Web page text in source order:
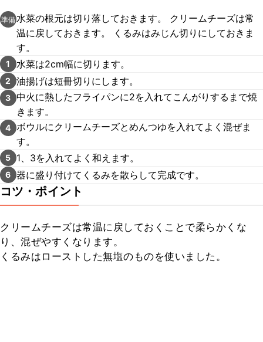
準備水菜の根元は切り落しておきます。 クリームチーズは常
温に戻しておきます。 くるみはみじん切りにしておきま
す。
1 水菜は2cm幅に切ります。
2 油揚げは短冊切りにします。
3 中火に熱したフライパンに2を入れてこんがりするまで焼
きます。
4 ボウルにクリームチーズとめんつゆを入れてよく混ぜま
す。
5 1、3を入れてよく和えます。
6 器に盛り付けてくるみを散らして完成です。
コツ・ポイント
クリームチーズは常温に戻しておくことで柔らかくな
り、混ぜやすくなります。
くるみはローストした無塩のものを使いました。